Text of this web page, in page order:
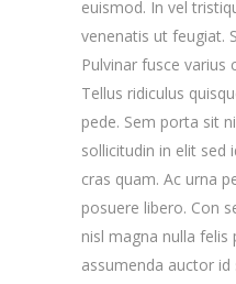
euismod. In vel
venenatis ut feugiat.
Pulvinar fusce varius
Tellus ridiculus
pede. Sem porta sit
sollicitudin in elit sed
cras quam. Ac urna
posuere libero. Con
nisl magna nulla felis
assumenda auctor id